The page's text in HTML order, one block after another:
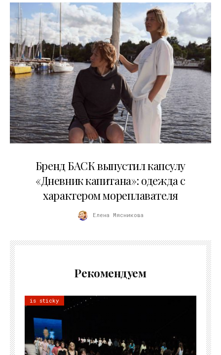
Бренд БАСК выпустил капсулу
«Дневник капитана»: одежда с
характером мореплавателя
Елена Мясникова
Рекомендуем
is sticky